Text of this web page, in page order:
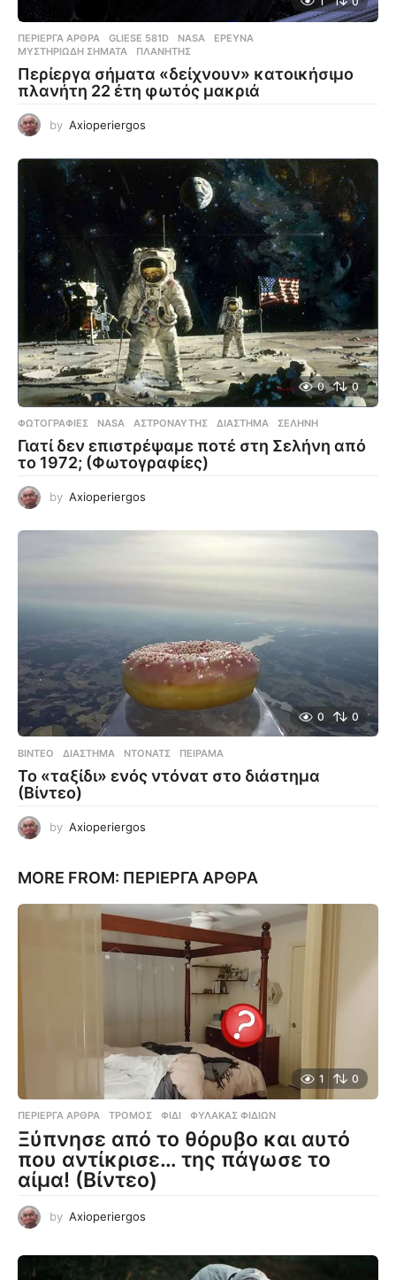
ΠΕΡΊΕΡΓΑ ΆΡΘΡΑ GLIESE 581D ,NASA ,ΈΡΕΥΝΑ
ΜΥΣΤΗΡΙΏΔΗ ΣΉΜΑΤΑ
,ΠΛΑΝΉΤΗΣ
Περίεργα σήματα «δείχνουν» κατοικήσιμο
πλανήτη 22 έτη φωτός μακριά
by Axioperiergos
0 0
ΦΩΤΟΓΡΑΦΊΕΣ NASA ,ΑΣΤΡΟΝΑΎΤΗΣ ,ΔΙΆΣΤΗΜΑ ,ΣΕΛΉΝΗ
Γιατί δεν επιστρέψαμε ποτέ στη Σελήνη από
το 1972; (Φωτογραφίες)
by Axioperiergos
0 0
ΒΊΝΤΕΟ ΔΙΆΣΤΗΜΑ ,ΝΤΌΝΑΤΣ ,ΠΕΊΡΑΜΑ
Το «ταξίδι» ενός ντόνατ στο διάστημα
(Βίντεο)
by Axioperiergos
MORE FROM: ΠΕΡΊΕΡΓΑ ΆΡΘΡΑ
1 0
ΠΕΡΊΕΡΓΑ ΆΡΘΡΑ ΤΡΌΜΟΣ ,ΦΊΔΙ ,ΦΎΛΑΚΑΣ ΦΙΔΙΏΝ
Ξύπνησε από το θόρυβο και αυτό
που αντίκρισε… της πάγωσε το
αίμα! (Βίντεο)
by Axioperiergos